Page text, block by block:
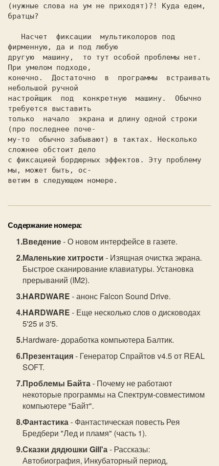
(нужные слова на ум не приходят)?! Куда едем,
братцы?
фирменную, да и под любую
другую  машину,  то тут особой проблемы нет.
При умелом подходе,
конечно.  Достаточно  в  программы  встраивать
небольшой ручной
настройщик  под  конкретную  машину.  Обычно
требуется выставить
только  начало  экрана и длину одной строки
(про последнее поче-
му-то  обычно забывают) в тактах. Несколько
сложнее обстоит дело
с фиксацией бордюрных эффектов. Эту проблему
мы, может быть, ос-
Содержание номера:
Введение- О новом интерфейсе в газете.
Маленькие хитрости - Изящная очистка экрана.
Быстрое сканирование клавиатуры. Установка
прерываний (IM2).
HARDWARE - анонс Falcon Sound Drive.
HARDWARE - Еще несколько слов о дисководах
5'25 и 3'5.
Hardware- доработка компьютера Балтик.
Презентация- Генератор Спрайтов v4.5 от REAL
SOFT.
Проблемы Байта- Почему не работают
некоторые программы на Спектрум-совместимом
компьютере "Байт".
Фантастика- Фантастическая повесть Рея
Бредбери "Лед и пламя" (часть 1).
Сказки дядюшки Gill'а- Рассказы:
Автобиография, Инкубаторный период,